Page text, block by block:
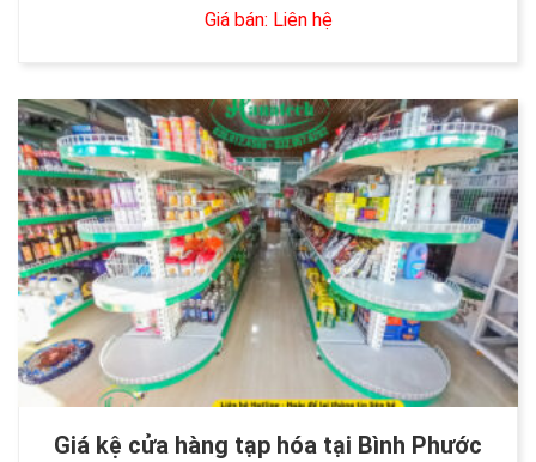
Giá bán: Liên hệ
Giá kệ cửa hàng tạp hóa tại Bình Phước